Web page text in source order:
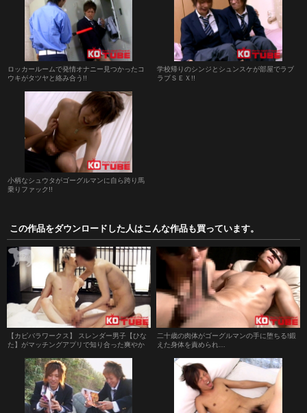
ロッカールームで発情オナニー見つかったコ
ウキがタツヤと絡み合う!!
学校帰りのシンジとシュンスケが部屋でラブ
ラブＳＥＸ!!
小柄なシュウタがゴーグルマンに自ら跨り馬
乗りファック!!
この作品をダウンロードした人はこんな作品も買っています。
【カピバラワークス】 スレンダー男子【ひな
た】がマッチングアプリで知り合った爽やか
二十歳の肉体がゴーグルマンの手に堕ちる!鍛
えた身体を責められ…